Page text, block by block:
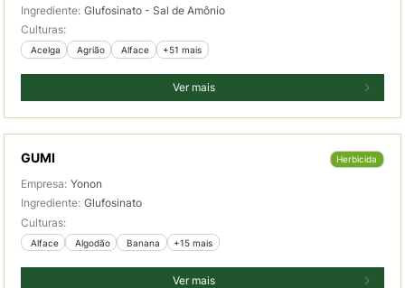
Ingrediente: Glufosinato - Sal de Amônio
Culturas:
Acelga Agrião Alface +51 mais
Ver mais
GUMI Herbicida
Empresa: Yonon
Ingrediente: Glufosinato
Culturas:
Alface Algodão Banana +15 mais
Ver mais